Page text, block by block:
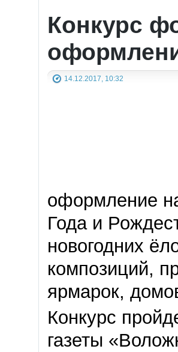
Конкурс
14.12.2017, 10:32
оформление
Года и
новогодних
композиций,
ярмарок,
Конкурс
газеты